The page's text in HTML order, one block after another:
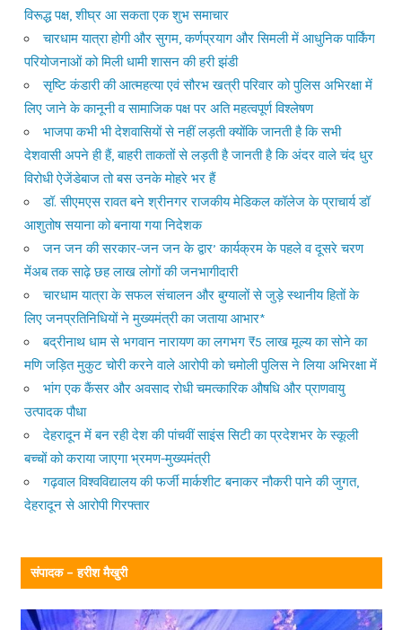
विरूद्ध पक्ष, शीघ्र आ सकता एक शुभ समाचार
चारधाम यात्रा होगी और सुगम, कर्णप्रयाग और सिमली में आधुनिक पार्किंग
परियोजनाओं को मिली धामी शासन की हरी झंडी
सृष्टि कंडारी की आत्महत्या एवं सौरभ खत्री परिवार को पुलिस अभिरक्षा में
लिए जाने के कानूनी व सामाजिक पक्ष पर अति महत्वपूर्ण विश्लेषण
भाजपा कभी भी देशवासियों से नहीं लड़ती क्योंकि जानती है कि सभी
देशवासी अपने ही हैं, बाहरी ताकतों से लड़ती है जानती है कि अंदर वाले चंद धुर
विरोधी ऐजेंडेबाज तो बस उनके मोहरे भर हैं
डॉ. सीएमएस रावत बने श्रीनगर राजकीय मेडिकल कॉलेज के प्राचार्य डॉ
आशुतोष सयाना को बनाया गया निदेशक
जन जन की सरकार-जन जन के द्वार’ कार्यक्रम के पहले व दूसरे चरण
मेंअब तक साढ़े छह लाख लोगों की जनभागीदारी
चारधाम यात्रा के सफल संचालन और बुग्यालों से जुड़े स्थानीय हितों के
लिए जनप्रतिनिधियों ने मुख्यमंत्री का जताया आभार*
बद्रीनाथ धाम से भगवान नारायण का लगभग ₹5 लाख मूल्य का सोने का
मणि जड़ित मुकुट चोरी करने वाले आरोपी को चमोली पुलिस ने लिया अभिरक्षा में
भांग एक कैंसर और अवसाद रोधी चमत्कारिक औषधि और प्राणवायु
उत्पादक पौधा
देहरादून में बन रही देश की पांचवीं साइंस सिटी का प्रदेशभर के स्कूली
बच्चों को कराया जाएगा भ्रमण-मुख्यमंत्री
गढ़वाल विश्वविद्यालय की फर्जी मार्कशीट बनाकर नौकरी पाने की जुगत,
देहरादून से आरोपी गिरफ्तार
संपादक – हरीश मैखुरी